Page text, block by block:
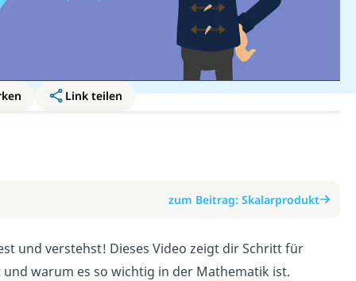
Link teilen
zum Beitrag: Skalarprodukt
und verstehst! Dieses Video zeigt dir Schritt für
warum es so wichtig in der Mathematik ist.